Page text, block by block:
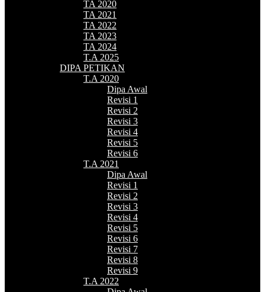
TA 2020
TA 2021
TA 2022
TA 2023
TA 2024
T.A 2025
DIPA PETIKAN
T.A 2020
Dipa Awal
Revisi 1
Revisi 2
Revisi 3
Revisi 4
Revisi 5
Revisi 6
T.A 2021
Dipa Awal
Revisi 1
Revisi 2
Revisi 3
Revisi 4
Revisi 5
Revisi 6
Revisi 7
Revisi 8
Revisi 9
T.A 2022